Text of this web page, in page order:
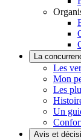
La
Les
Mon
Les
Un
Avis et